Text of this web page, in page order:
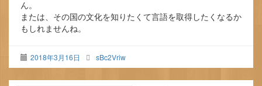
ん。
または、その国の文化を知りたくて言語を取得したくなるか
もしれませんね。
2018年3月16日 sBc2Vriw